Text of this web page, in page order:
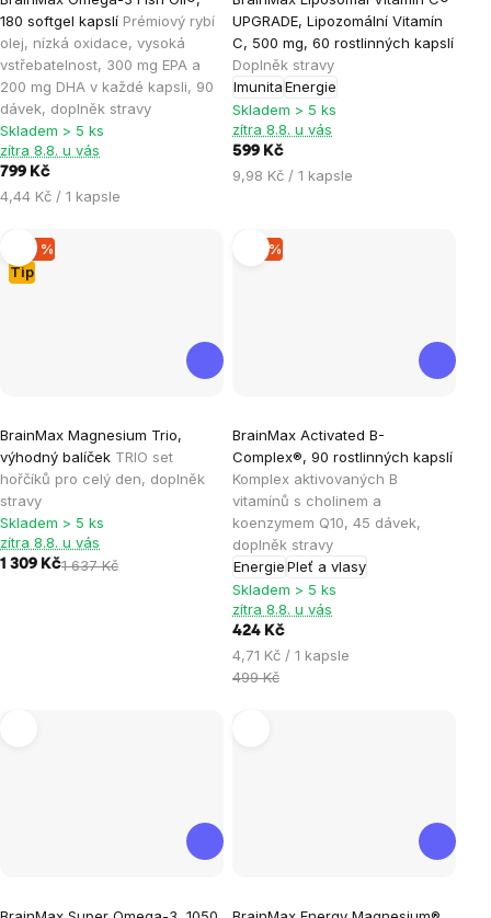
180 softgel kapslí Prémiový rybí
olej, nízká oxidace, vysoká
vstřebatelnost, 300 mg EPA a
200 mg DHA v každé kapsli, 90
dávek, doplněk stravy
hodnocení
produktu
je
4,9
z
5
hvězdiček.
Skladem > 5 ks
zítra 8.8. u vás
799 Kč
Měrná
4,44 Kč / 1 kapsle
UPGRADE, Lipozomální Vitamín
C, 500 mg, 60 rostlinných kapslí
Doplněk stravy
ImunitaEnergie
hodnocení
produktu
je
5,0
z
5
hvězdiček.
Skladem > 5 ks
zítra 8.8. u vás
599 Kč
Měrná
9,98 Kč / 1 kapsle
Tip
–20 %
BrainMax Magnesium Trio,
výhodný balíček TRIO set
hořčíků pro celý den, doplněk
stravy
hodnocení
produktu
je
5,0
z
Skladem > 5 ks
zítra 8.8. u vás
1 309 Kč1 637 Kč
–15 %
BrainMax Activated B-
Complex®, 90 rostlinných kapslí
Komplex aktivovaných B
vitamínů s cholinem a
koenzymem Q10, 45 dávek,
doplněk stravy
EnergiePleť a vlasy
hodnocení
produktu
je
5,0
z
5
hvězdiček.
Skladem > 5 ks
zítra 8.8. u vás
424 Kč
Měrná
cena:
4,71 Kč / 1 kapsle
499 Kč